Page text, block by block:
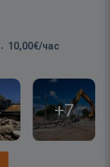
10,00€/час
+7